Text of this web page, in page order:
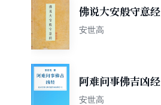
佛说大安般守意经
安世高
阿难问事佛吉凶经
安世高